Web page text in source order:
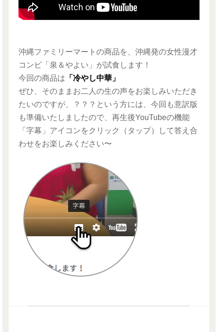
沖縄ファミリーマートの商品を、沖縄発の女性漫才
コンビ「泉＆やよい」が試食します！
今回の商品は 「冷やし中華」
ぜひ、そのままお二人の生の声をお楽しみいただき
たいのですが、？？？という方には、今回も意訳版
も準備いたしましたので、再生後YouTubeの機能
「字幕」アイコンをクリック（タップ）して答え合
わせをお楽しみください〜